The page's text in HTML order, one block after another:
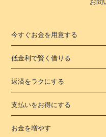
お問
今すぐお金を用意する
低金利で賢く借りる
返済をラクにする
支払いをお得にする
お金を増やす